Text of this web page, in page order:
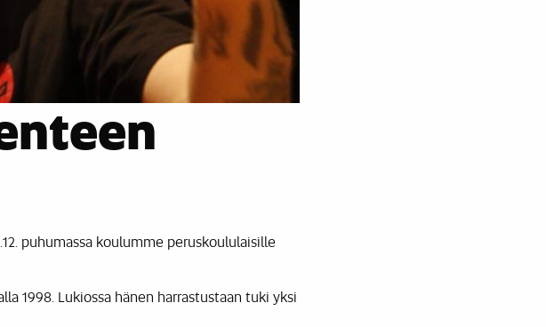
puhumassa koulumme peruskoululaisille
1998. Lukiossa hänen harrastustaan tuki yksi